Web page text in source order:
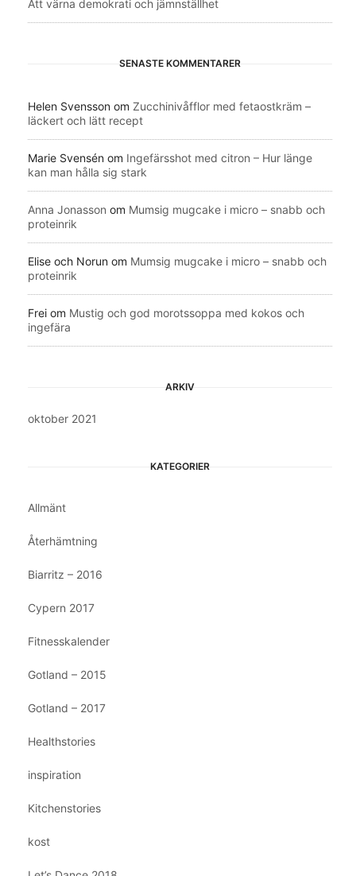
Att värna demokrati och jämnställhet
SENASTE KOMMENTARER
Helen Svensson om Zucchinivåfflor med fetaostkräm –
läckert och lätt recept
Marie Svensén om Ingefärsshot med citron – Hur länge
kan man hålla sig stark
Anna Jonasson om Mumsig mugcake i micro – snabb och
proteinrik
Elise och Norun om Mumsig mugcake i micro – snabb och
proteinrik
Frei om Mustig och god morotssoppa med kokos och
ingefära
ARKIV
oktober 2021
KATEGORIER
Allmänt
Återhämtning
Biarritz – 2016
Cypern 2017
Fitnesskalender
Gotland – 2015
Gotland – 2017
Healthstories
inspiration
Kitchenstories
kost